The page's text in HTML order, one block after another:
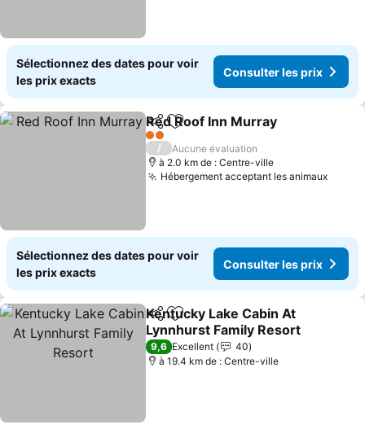
Sélectionnez des dates pour voir
les prix exacts
Consulter les prix
PartagerAjouter à mes favoris
Red Roof Inn Murray
2 Étoiles
/
Aucune évaluation
à 2.0 km de : Centre-ville
Hébergement acceptant les animaux
Sélectionnez des dates pour voir
les prix exacts
Consulter les prix
PartagerAjouter à mes favoris
Kentucky Lake Cabin At
Lynnhurst Family Resort
Consulter les prix
9,6 Excellent
40
à 19.4 km de : Centre-ville